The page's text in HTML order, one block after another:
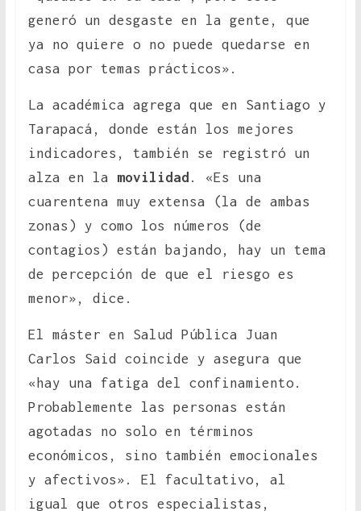
generó un desgaste en la gente, que
ya no quiere o no puede quedarse en
casa por temas prácticos».
La académica agrega que en Santiago y
Tarapacá, donde están los mejores
indicadores, también se registró un
alza en la movilidad . «Es una
cuarentena muy extensa (la de ambas
zonas) y como los números (de
contagios) están bajando, hay un tema
de percepción de que el riesgo es
menor», dice.
El máster en Salud Pública Juan
Carlos Said coincide y asegura que
«hay una fatiga del confinamiento.
Probablemente las personas están
agotadas no solo en términos
económicos, sino también emocionales
y afectivos». El facultativo, al
igual que otros especialistas,